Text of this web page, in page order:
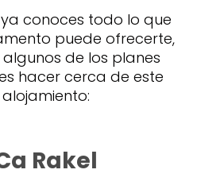
conoces todo lo que
puede ofrecerte,
de los planes
hacer cerca de este
alojamiento:
Rakel